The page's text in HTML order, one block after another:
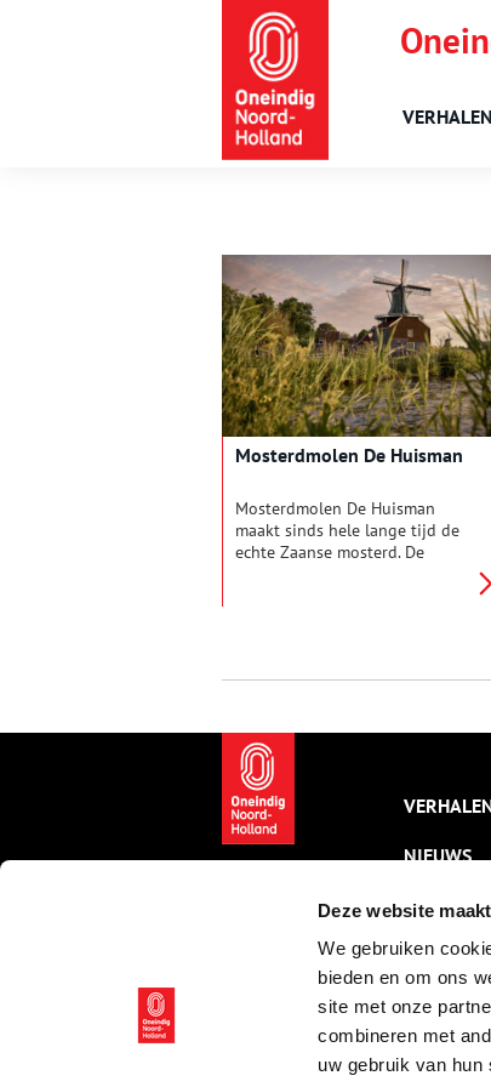
Deze website
We gebruiken
bieden en om ons
site met onze
combineren met
uw gebruik van
VERHALEN
Mosterdmolen De Huisman
Mosterdmolen De Huisman
maakt sinds hele lange tijd de
echte Zaanse mosterd. De
horeca en groothandel.
NIEUWS
KALENDER
THEMA’S
VIDEO’S